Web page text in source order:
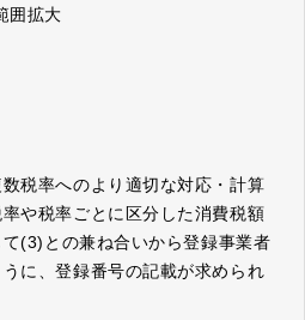
囲拡大
税率へのより適切な対応・計算
や税率ごとに区分した消費税額
(3)との兼ね合いから登録事業者
に、登録番号の記載が求められ